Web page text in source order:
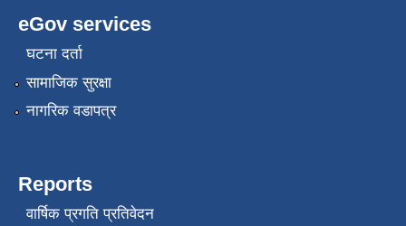
eGov services
घटना दर्ता
सामाजिक सुरक्षा
नागरिक वडापत्र
Reports
वार्षिक प्रगति प्रतिवेदन